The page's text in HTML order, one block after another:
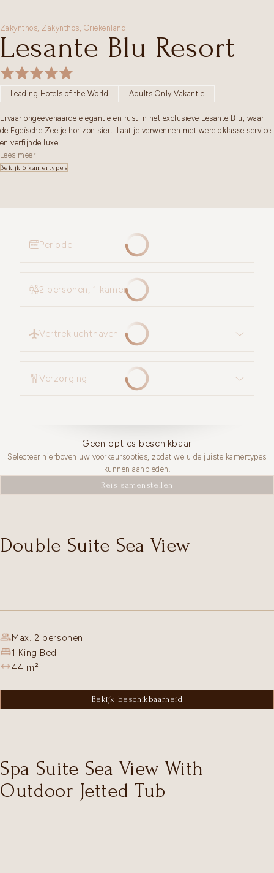
Zakynthos, Zakynthos, Griekenland
Lesante Blu Resort
Leading Hotels of the World Adults Only Vakantie
Ervaar ongeëvenaarde elegantie en rust in het exclusieve Lesante Blu, waar
de Egeïsche Zee je horizon siert. Laat je verwennen met wereldklasse service
en verfijnde luxe.
Lees meer
Bekijk 6 kamertypes
Periode
2 personen, 1 kamer
Vertrekluchthaven
Verzorging
Geen opties beschikbaar
Selecteer hierboven uw voorkeursopties, zodat we u de juiste kamertypes
kunnen aanbieden.
Reis samenstellen
Double Suite Sea View
Max. 2 personen
1 King Bed
44 m²
Bekijk beschikbaarheid
Spa Suite Sea View With
Outdoor Jetted Tub